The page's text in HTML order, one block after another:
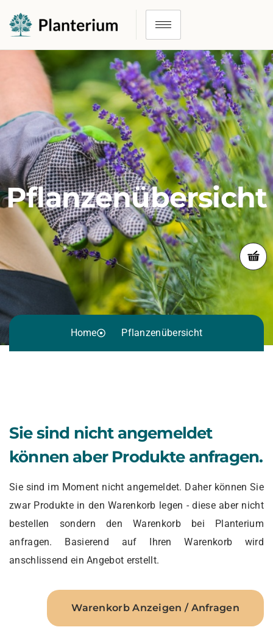
Pflanzenübersicht
Home Pflanzenübersicht
Sie sind nicht angemeldet
können aber Produkte anfragen.
Sie sind im Moment nicht angemeldet. Daher können Sie
zwar Produkte in den Warenkorb legen - diese aber nicht
bestellen sondern den Warenkorb bei Planterium
anfragen. Basierend auf Ihren Warenkorb wird
anschlissend ein Angebot erstellt.
Warenkorb Anzeigen / Anfragen